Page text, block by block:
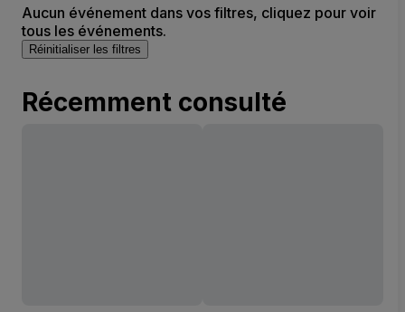
Aucun événement dans vos filtres, cliquez pour voir
tous les événements.
Réinitialiser les filtres
Récemment consulté